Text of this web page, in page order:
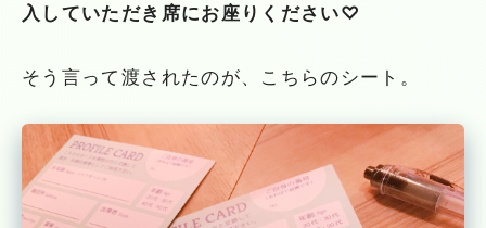
入していただき席にお座りください♡
そう言って渡されたのが、こちらのシート。